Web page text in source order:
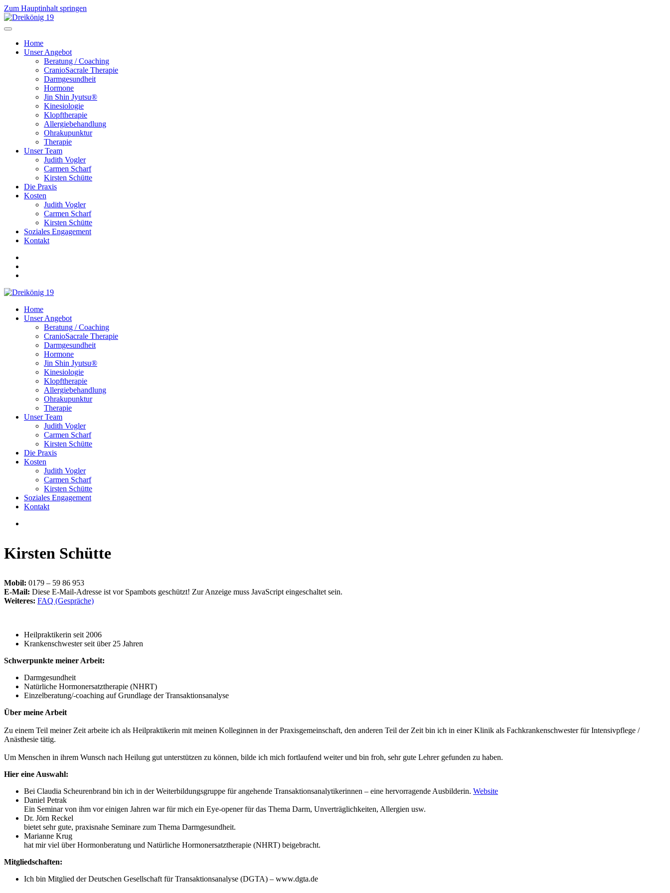
Zum Hauptinhalt springen
Home
Unser Angebot
Beratung / Coaching
CranioSacrale Therapie
Darmgesundheit
Hormone
Jin Shin Jyutsu®
Kinesiologie
Klopftherapie
Allergiebehandlung
Ohrakupunktur
Therapie
Unser Team
Judith Vogler
Carmen Scharf
Kirsten Schütte
Die Praxis
Kosten
Judith Vogler
Carmen Scharf
Kirsten Schütte
Soziales Engagement
Kontakt
Home
Unser Angebot
Beratung / Coaching
CranioSacrale Therapie
Darmgesundheit
Hormone
Jin Shin Jyutsu®
Kinesiologie
Klopftherapie
Allergiebehandlung
Ohrakupunktur
Therapie
Unser Team
Judith Vogler
Carmen Scharf
Kirsten Schütte
Die Praxis
Kosten
Judith Vogler
Carmen Scharf
Kirsten Schütte
Soziales Engagement
Kontakt
Kirsten Schütte
Mobil: 0179 – 59 86 953
E-Mail: Diese E-Mail-Adresse ist vor Spambots geschützt! Zur Anzeige muss JavaScript eingeschaltet sein.
Weiteres: FAQ (Gespräche)
Heilpraktikerin seit 2006
Krankenschwester seit über 25 Jahren
Schwerpunkte meiner Arbeit:
Darmgesundheit
Natürliche Hormonersatztherapie (NHRT)
Einzelberatung/-coaching auf Grundlage der Transaktionsanalyse
Über meine Arbeit
Zu einem Teil meiner Zeit arbeite ich als Heilpraktikerin mit meinen Kolleginnen in der Praxisgemeinschaft, den anderen Teil der Zeit bin ich in einer Klinik als Fachkrankenschwester für Intensivpflege /
Anästhesie tätig.
Um Menschen in ihrem Wunsch nach Heilung gut unterstützen zu können, bilde ich mich fortlaufend weiter und bin froh, sehr gute Lehrer gefunden zu haben.
Hier eine Auswahl:
Bei Claudia Scheurenbrand bin ich in der Weiterbildungsgruppe für angehende Transaktionsanalytikerinnen – eine hervorragende Ausbilderin. Website
Daniel Petrak
Ein Seminar von ihm vor einigen Jahren war für mich ein Eye-opener für das Thema Darm, Unverträglichkeiten, Allergien usw.
Dr. Jörn Reckel
bietet sehr gute, praxisnahe Seminare zum Thema Darmgesundheit.
Marianne Krug
hat mir viel über Hormonberatung und Natürliche Hormonersatztherapie (NHRT) beigebracht.
Mitgliedschaften:
Ich bin Mitglied der Deutschen Gesellschaft für Transaktionsanalyse (DGTA) – www.dgta.de